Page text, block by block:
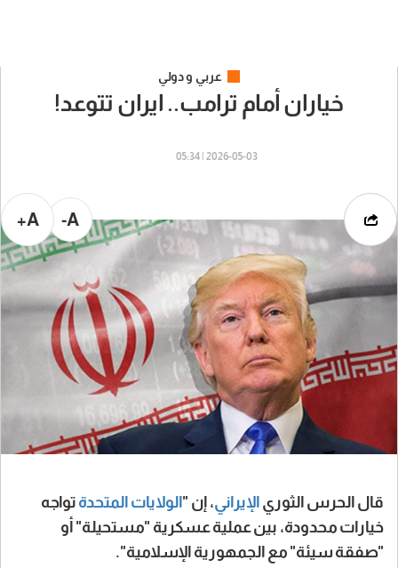
عربي و دولي
خياران أمام ترامب.. ايران تتوعد!
2026-05-03 | 05:34
A-
A+
قال الحرس الثوري الإيراني، إن "الولايات المتحدة تواجه
خيارات محدودة، بين عملية عسكرية "مستحيلة" أو
"صفقة سيئة" مع الجمهورية الإسلامية".